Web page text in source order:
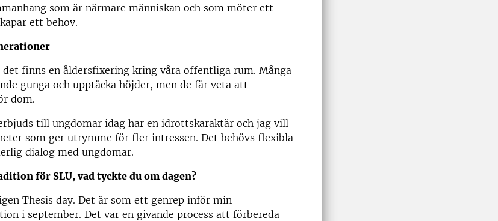
som är närmare människan och som möter ett
ett behov.
finns en åldersfixering kring våra offentliga rum. Många
gunga och upptäcka höjder, men de får veta att
dom.
till ungdomar idag har en idrottskaraktär och jag vill
som ger utrymme för fler intressen. Det behövs flexibla
dialog med ungdomar.
för SLU, vad tyckte du om dagen?
Thesis day. Det är som ett genrep inför min
i september. Det var en givande process att förbereda